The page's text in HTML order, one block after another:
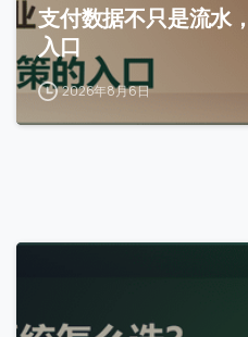
支付数据不只是流水
入口
2026年8月6日